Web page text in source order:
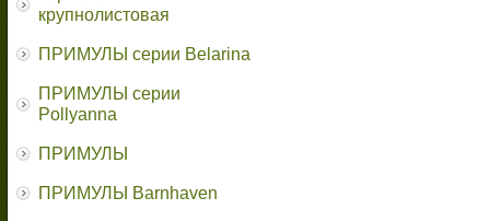
крупнолистовая
ПРИМУЛЫ серии Belarina
ПРИМУЛЫ серии
Pollyanna
ПРИМУЛЫ
ПРИМУЛЫ Barnhaven